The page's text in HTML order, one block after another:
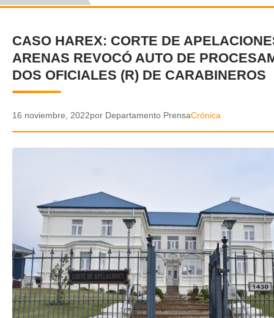
CRÓNICA
DEPORTES
ENTRETENIMIENTO Y CULTURA
GALERIA DE FOTOS
APP MÓVIL
TRANSPARENCIA
✕
CASO HAREX: CORTE DE
ARENAS REVOCÓ AUTO DE
DOS OFICIALES (R) DE CARABINEROS
16 noviembre, 2022por Departamento PrensaCrónica